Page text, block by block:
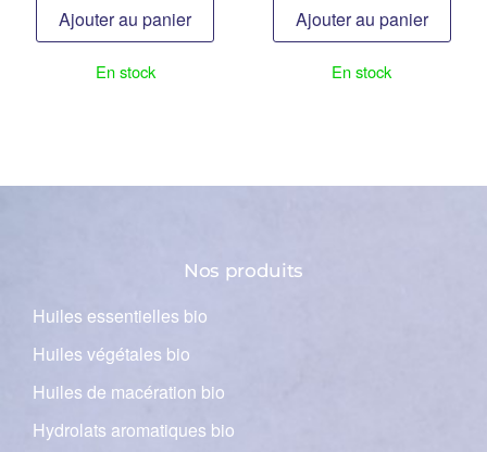
Ajouter au panier
En stock
Ajouter au panier
En stock
Nos produits
Huiles essentielles bio
Huiles végétales bio
Huiles de macération bio
Hydrolats aromatiques bio